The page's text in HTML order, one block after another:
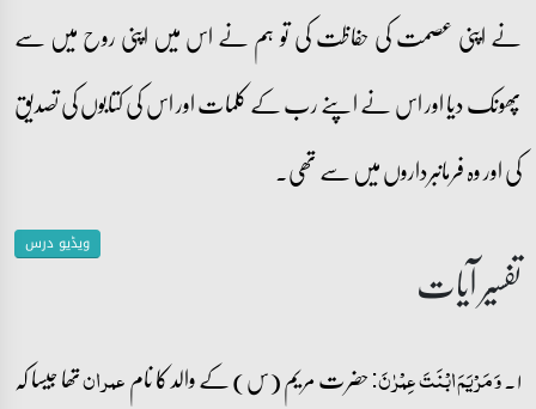
نے اپنی عصمت کی حفاظت کی تو ہم نے اس میں اپنی روح میں سے
پھونک دیا اور اس نے اپنے رب کے کلمات اور اس کی کتابوں کی تصدیق
کی اور وہ فرمانبرداروں میں سے تھی۔
ویڈیو درس تفسیر آیات
۱۔ وَ مَرۡیَمَ ابۡنَتَ عِمۡرٰنَ:حضرت مریم (س) کے والد کا نامعمرانتھا جیسا کہ